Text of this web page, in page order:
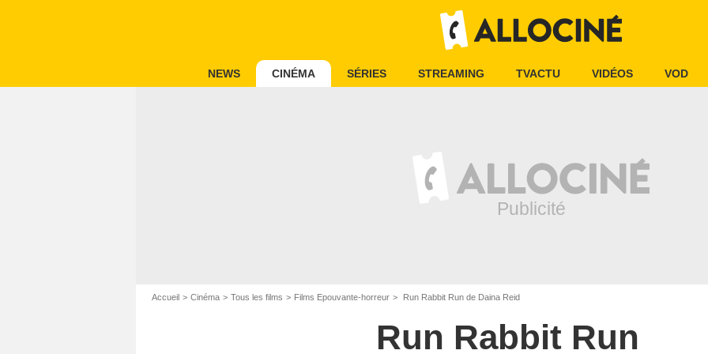
NEWS CINÉMA SÉRIES STREAMING TVACTU VIDÉOS VOD
Accueil Cinéma Tous les films Films Epouvante-horreur Run Rabbit Run de Daina Reid
Run Rabbit Run